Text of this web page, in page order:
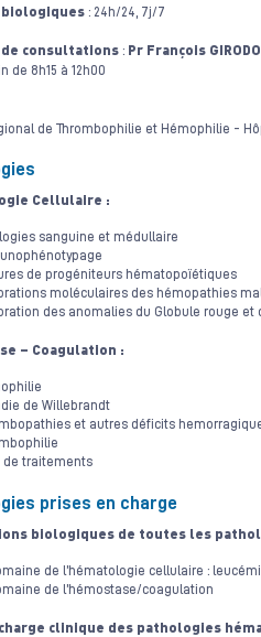
: 24h/24, 7j/7
consultations: Pr François
de 8h15 à 12h00
de Thrombophilie et Hémophilie -
Cellulaire :
sanguine et médullaire
de progéniteurs hématopoïétiques
moléculaires des hémopathies
des anomalies du Globule rouge et
– Coagulation :
de Willebrandt
et autres déficits
de traitements
prises en charge
biologiques de toutes les
de l’hématologie cellulaire :
de l’hémostase/coagulation
clinique des pathologies